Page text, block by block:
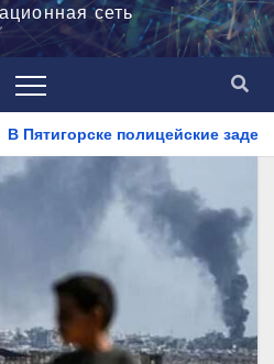
сеть
закладчика,